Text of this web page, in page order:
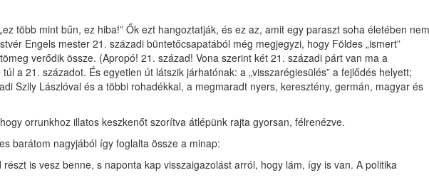
több mint bűn, ez hiba!” Ők ezt hangoztatják, és ez az, amit egy paraszt soha életében nem
Engels mester 21. századi büntetőcsapatából még megjegyzi, hogy Földes „ismert”
verődik össze. (Apropó! 21. század! Vona szerint két 21. századi párt van ma a
a 21. századot. És egyetlen út látszik járhatónak: a „visszarégiesülés” a fejlődés helyett;
Szily Lászlóval és a többi rohadékkal, a megmaradt nyers, keresztény, germán, magyar és
orrunkhoz illatos keszkenőt szorítva átlépünk rajta gyorsan, félrenézve.
barátom nagyjából így foglalta össze a minap:
is vesz benne, s naponta kap visszaigazolást arról, hogy lám, így is van. A politika